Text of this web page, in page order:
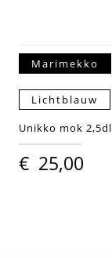
Marimekko
Lichtblauw
Unikko mok 2,5dl
€ 25,00